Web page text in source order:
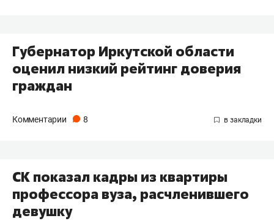
Губернатор Иркутской области
оценил низкий рейтинг доверия
граждан
Комментарии 8
СК показал кадры из квартиры
профессора вуза, расчленившего
девушку